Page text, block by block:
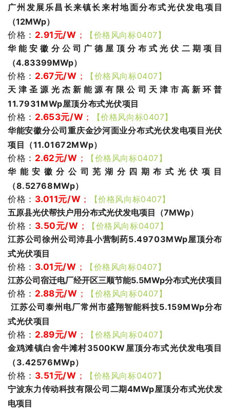
广州发展乐昌长来镇长来村地面分布式光伏发电项目
（12MWp）
价格： 2.91元/W ；
【价格风向标0407】
华能安徽分公司广德屋顶分布式光伏二期项目
（4.83399MWp）
价格： 2.67元/W ；
【价格风向标0407】
天津圣源光杰新能源有限公司天津市高新环普
11.7931MWp屋顶分布式光伏项目
价格： 2.653元/W ；
【价格风向标0407】
华能安徽分公司重庆金沙河面业分布式光伏发电项目光伏
项目（11.01672MWp）
价格： 2.62元/W ；
【价格风向标0407】
华能安徽分公司芜湖分四期布式光伏项目
（8.52768MWp）
价格： 3.011元/W ；
【价格风向标0407】
五原县光伏帮扶户用分布式光伏发电项目（7MWp）
价格： 3.50元/W ；
【价格风向标0407】
江苏公司徐州公司沛县小营制药5.49703MWp屋顶分布
式光伏项目
价格： 3.01元/W ；
【价格风向标0407】
江苏公司宿迁电厂经开区三顺节能5.5MWp分布式光伏项目
价格： 2.88元/W ；
【价格风向标0407】
江苏公司泰州电厂常州市盛翔智能科技5.159MWp分布
式光伏项目
价格： 2.89元/W ；
【价格风向标0407】
金鸡滩镇白舍牛滩村3500KW屋顶分布式光伏发电项目
（3.42576MWp）
价格： 3.51元/W ；
【价格风向标0407】
宁波东力传动科技有限公司二期4MWp屋顶分布式光伏发
电项目